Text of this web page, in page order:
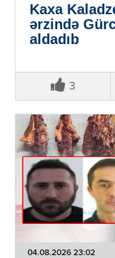
Kaxa
ərzində
aldadıb
3
04.08.2026 23:02